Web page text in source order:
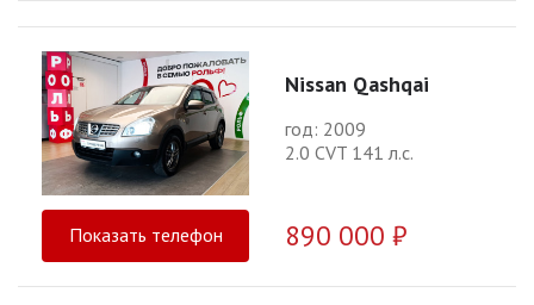
Nissan Qashqai
год: 2009
2.0 CVT 141 л.с.
Показать телефон 890 000 ₽